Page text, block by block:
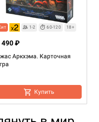
1-2 60-120 18+
Аркхэма. Карточная
490 ₽
Купить